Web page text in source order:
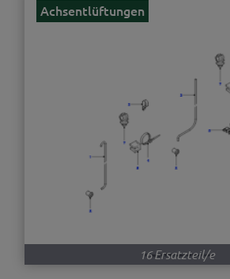
Achsentlüftungen
16 Ersatzteil/e